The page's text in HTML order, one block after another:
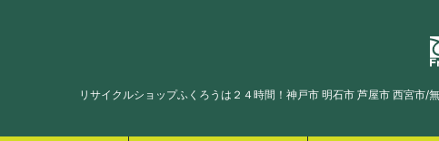
リサイクルショップふくろうは２４時間！神戸市 明石市 芦屋市 西宮市/